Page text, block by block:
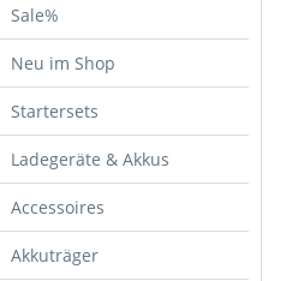
Sale%
Neu im Shop
Startersets
Ladegeräte & Akkus
Accessoires
Akkuträger